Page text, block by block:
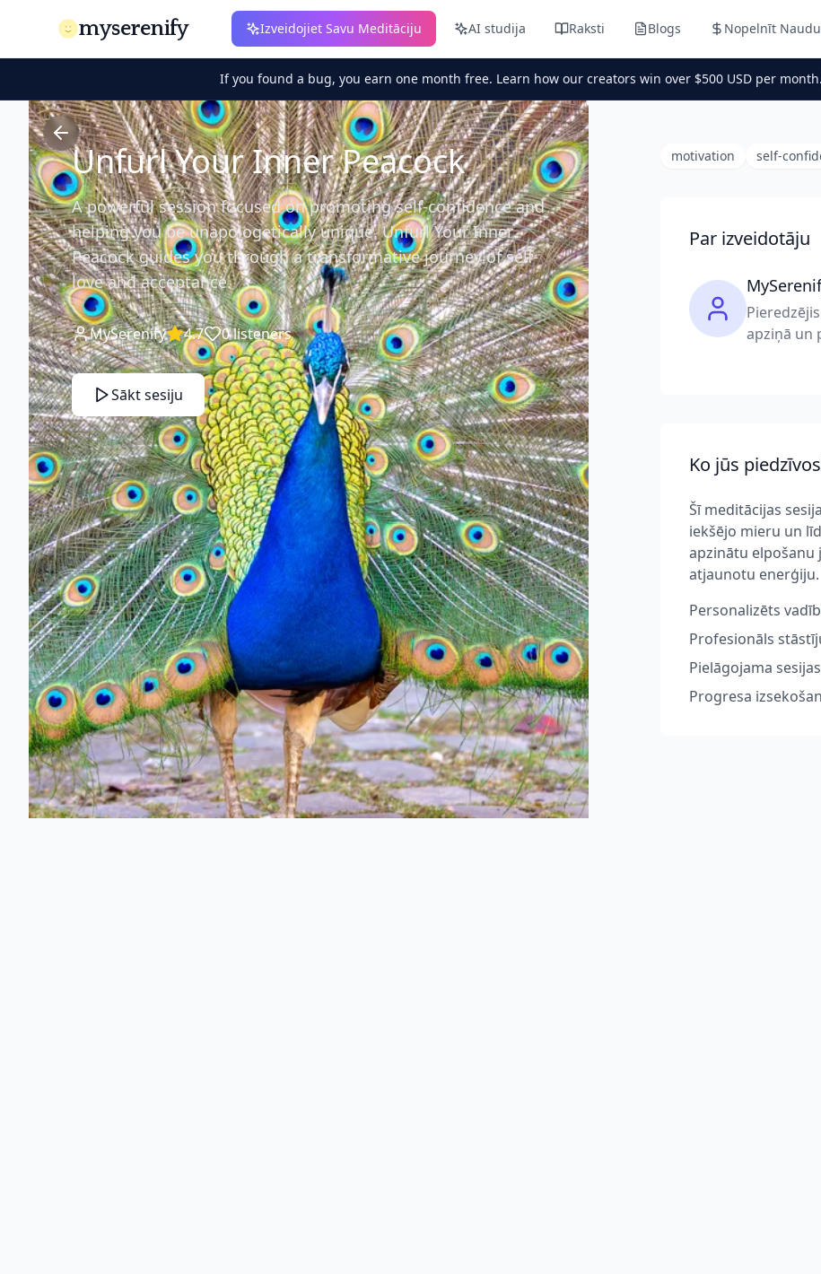
myserenify Izveidojiet Savu Meditāciju AI studija Raksti Blogs Nopelnīt Naudu
If you found a bug, you earn one month free. Learn how our creators win over $500 USD per month.
Unfurl Your Inner Peacock
A powerful session focused on promoting self-confidence and
helping you be unapologetically unique. Unfurl Your Inner
Peacock guides you through a transformative journey of self-
love and acceptance.
MySerenify 4.7 0listeners
Sākt sesiju
motivation self-
Par izveidotāju
apziņā un
Ko jūs
Šī meditācijas
iekšējo mieru un
apzinātu elpošanu
atjaunotu enerģiju.
Personalizēts
Profesionāls
Pielāgojama
Progresa